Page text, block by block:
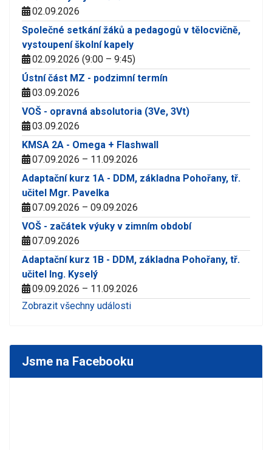
02.09.2026
Společné setkání žáků a pedagogů v tělocvičně,
vystoupení školní kapely
02.09.2026 (9:00 – 9:45)
Ústní část MZ - podzimní termín
03.09.2026
VOŠ - opravná absolutoria (3Ve, 3Vt)
03.09.2026
KMSA 2A - Omega + Flashwall
07.09.2026 – 11.09.2026
Adaptační kurz 1A - DDM, základna Pohořany, tř.
učitel Mgr. Pavelka
07.09.2026 – 09.09.2026
VOŠ - začátek výuky v zimním období
07.09.2026
Adaptační kurz 1B - DDM, základna Pohořany, tř.
učitel Ing. Kyselý
09.09.2026 – 11.09.2026
Zobrazit všechny události
Jsme na Facebooku